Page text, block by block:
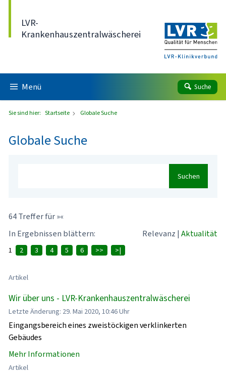
LVR-
Krankenhauszentralwäscherei
Menü Suche
Sie sind hier: Startseite Globale Suche
Globale Suche
Suchen
64 Treffer für »«
In Ergebnissen blättern:
Relevanz | Aktualität
1 2 3 4 5 6 >> >|
Artikel
Wir über uns - LVR-Krankenhauszentralwäscherei
Letzte Änderung: 29. Mai 2020, 10:46 Uhr
Eingangsbereich eines zweistöckigen verklinkerten
Gebäudes
Mehr Informationen
Artikel